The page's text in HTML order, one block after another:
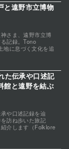
と遠野市立博物
さま、遠野市立博
記録。Tono
地に息づく文化を追
た伝承や口述記
館と遠野を結ぶ
や口述記録を辿
訪ね歩いた旅記
介します（Folklore